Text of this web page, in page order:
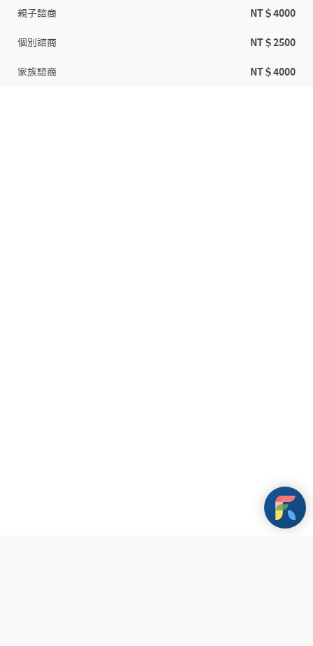
親子諮商 NT＄4000
個別諮商 NT＄2500
家族諮商 NT＄4000